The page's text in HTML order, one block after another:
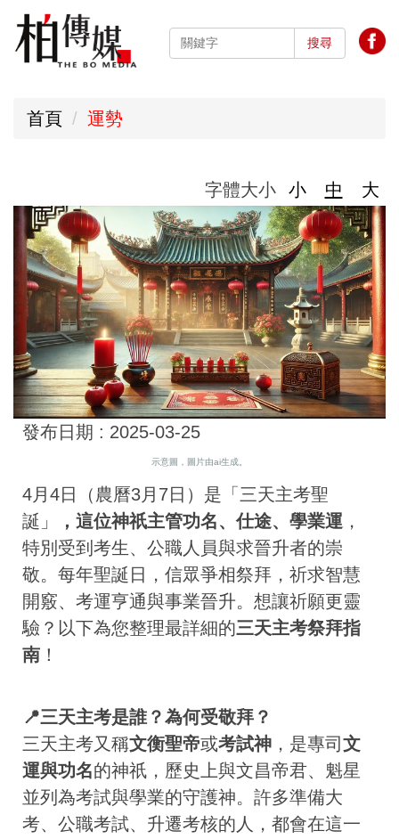
跳
到
搜尋
首頁 運勢
字體大小 小 中 大
發布日期 : 2025-03-25
示意圖，圖片由ai生成。
4月4日（農曆3月7日）是「三天主考聖
誕」
，這位神祇主管功名、仕途、學業運 ，
特別受到考生、公職人員與求晉升者的崇
敬。每年聖誕日，信眾爭相祭拜，祈求智慧
開竅、考運亨通與事業晉升。想讓祈願更靈
驗？以下為您整理最詳細的三天主考祭拜指
南 ！
📍三天主考是誰？為何受敬拜？
三天主考又稱文衡聖帝或考試神 ，是專司 文
運與功名的神祇，歷史上與文昌帝君、魁星
並列為考試與學業的守護神。許多準備大
考、公職考試、升遷考核的人，都會在這一